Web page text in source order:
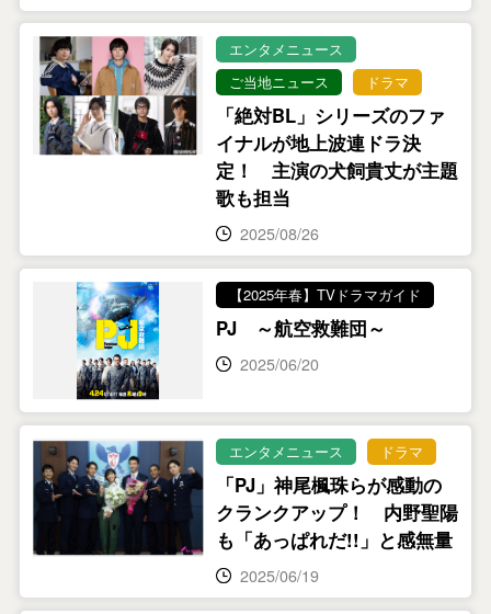
エンタメニュース
ご当地ニュース
ドラマ
「絶対BL」シリーズのファ
イナルが地上波連ドラ決
定！ 主演の犬飼貴丈が主題
歌も担当
2025/08/26
【2025年春】TVドラマガイド
PJ ～航空救難団～
2025/06/20
エンタメニュース ドラマ
「PJ」神尾楓珠らが感動の
クランクアップ！ 内野聖陽
も「あっぱれだ!!」と感無量
2025/06/19